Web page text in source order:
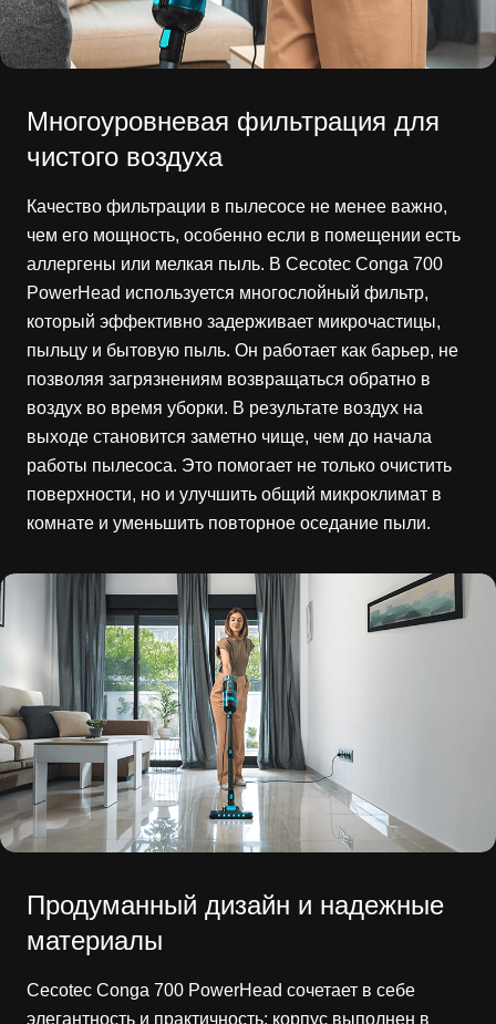
Многоуровневая фильтрация для
чистого воздуха
Качество фильтрации в пылесосе не менее важно,
чем его мощность, особенно если в помещении есть
аллергены или мелкая пыль. В Cecotec Conga 700
PowerHead используется многослойный фильтр,
который эффективно задерживает микрочастицы,
пыльцу и бытовую пыль. Он работает как барьер, не
позволяя загрязнениям возвращаться обратно в
воздух во время уборки. В результате воздух на
выходе становится заметно чище, чем до начала
работы пылесоса. Это помогает не только очистить
поверхности, но и улучшить общий микроклимат в
комнате и уменьшить повторное оседание пыли.
Продуманный дизайн и надежные
материалы
Cecotec Conga 700 PowerHead сочетает в себе
элегантность и практичность: корпус выполнен в